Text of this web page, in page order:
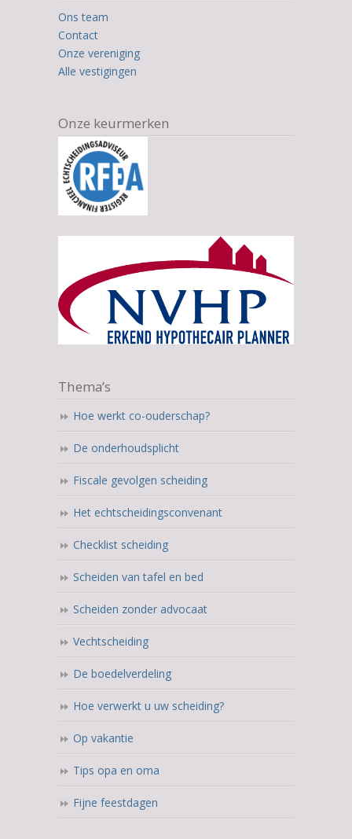
Ons team
Contact
Onze vereniging
Alle vestigingen
Onze keurmerken
Thema’s
Hoe werkt co-ouderschap?
De onderhoudsplicht
Fiscale gevolgen scheiding
Het echtscheidingsconvenant
Checklist scheiding
Scheiden van tafel en bed
Scheiden zonder advocaat
Vechtscheiding
De boedelverdeling
Hoe verwerkt u uw scheiding?
Op vakantie
Tips opa en oma
Fijne feestdagen